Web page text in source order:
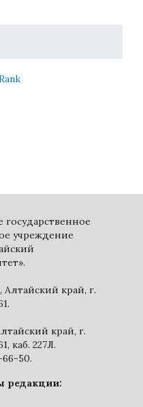
учреждение
Алтайский край, г.
край, г.
каб. 227Л.
66-50.
редакции: